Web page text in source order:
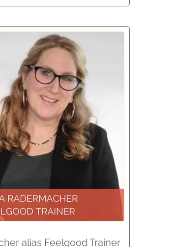
alias Feelgood Trainer